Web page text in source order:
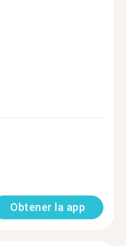
Obtener la app